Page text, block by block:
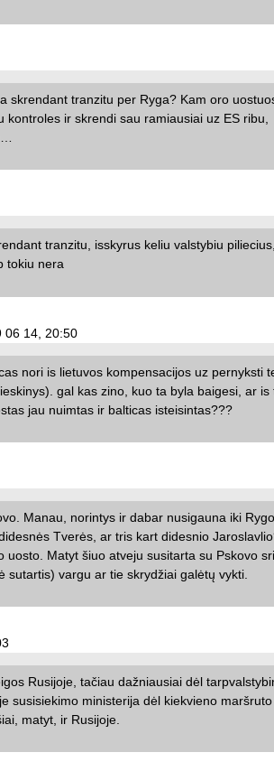
skrendant tranzitu per Ryga? Kam oro
ir skrendi sau ramiausiai uz ES ribu,
tranzitu, isskyrus keliu valstybiu
tokiu nera
06 14, 20:50
nori is lietuvos kompensacijos uz pernyksti
gal kas zino, kuo ta byla baigesi, ar is
jau nuimtas ir balticas isteisintas???
Manau, norintys ir dabar nusigauna iki
Tverės, ar tris kart didesnio
Matyt šiuo atveju susitarta su Pskovo
sutartis) vargu ar tie skrydžiai galėtų vykti.
Rusijoje, tačiau dažniausiai dėl
susisiekimo ministerija dėl kiekvieno maršruto
matyt, ir Rusijoje.